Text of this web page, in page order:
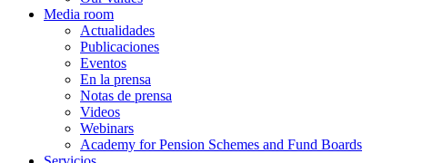
Media room
Actualidades
Publicaciones
Eventos
En la prensa
Notas de prensa
Videos
Webinars
Academy for Pension Schemes and Fund Boards